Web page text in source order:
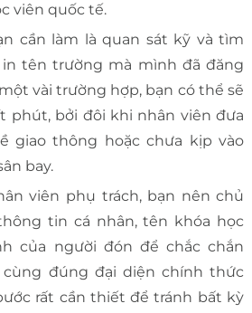
viên quốc tế.
cần làm là quan sát kỹ và tìm
tên trường mà mình đã đăng
vài trường hợp, bạn có thể sẽ
phút, bởi đôi khi nhân viên đưa
giao thông hoặc chưa kịp vào
bay.
viên phụ trách, bạn nên chủ
tin cá nhân, tên khóa học
của người đón để chắc chắn
đúng đại diện chính thức
rất cần thiết để tránh bất kỳ